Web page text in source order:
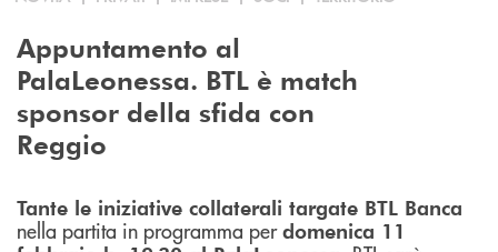
Appuntamento al
PalaLeonessa. BTL è match
sponsor della sfida con
Reggio
Tante le iniziative collaterali targate BTL Banca
nella partita in programma perdomenica 11